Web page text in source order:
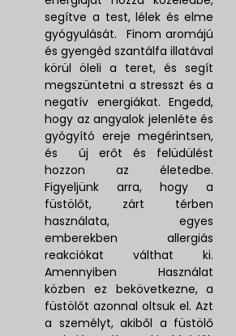
segítve a test, lélek és elme
gyógyulását. Finom aromájú
és gyengéd szantálfa illatával
körül öleli a teret, és segít
megszüntetni a stresszt és a
negatív energiákat. Engedd,
hogy az angyalok jelenléte és
gyógyító ereje megérintsen,
és új erőt és felüdülést
hozzon az életedbe.
Figyeljünk arra, hogy a
füstölőt, zárt térben
használata, egyes
emberekben allergiás
reakciókat válthat ki.
Amennyiben Használat
közben ez bekövetkezne, a
füstölőt azonnal oltsuk el. Azt
a személyt, akiből a füstölő